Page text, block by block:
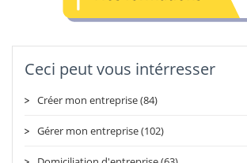
Ceci peut vous intérresser
Créer mon entreprise (84)
Gérer mon entreprise (102)